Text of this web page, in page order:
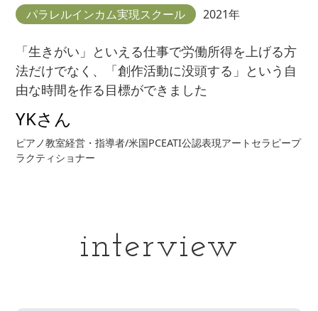
パラレルインカム実現スクール 2021年
「生きがい」といえる仕事で労働所得を上げる方
法だけでなく、「創作活動に没頭する」という自
由な時間を作る目標ができました
YKさん
ピアノ教室経営・指導者/米国PCEATI公認表現アートセラピープ
ラクティショナー
interview